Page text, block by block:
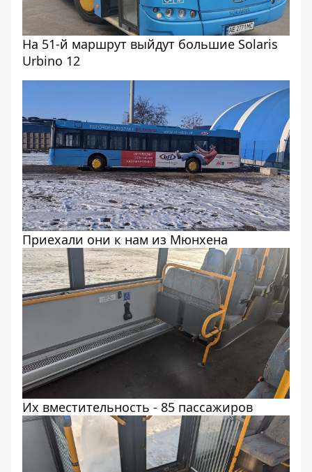
На 51-й маршрут выйдут большие Solaris
Urbino 12
Приехали они к нам из Мюнхена
Их вместительность - 85 пассажиров